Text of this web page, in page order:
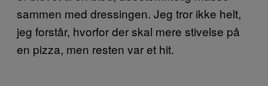
sammen med dressingen. Jeg tror ikke helt,
jeg forstår, hvorfor der skal mere stivelse på
en pizza, men resten var et hit.